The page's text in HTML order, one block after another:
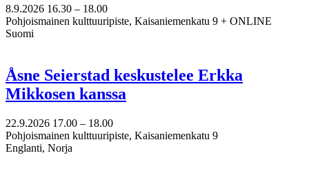
8.9.2026 16.30 – 18.00
Pohjoismainen kulttuuripiste, Kaisaniemenkatu 9 + ONLINE
Suomi
Åsne Seierstad keskustelee Erkka
Mikkosen kanssa
22.9.2026 17.00 – 18.00
Pohjoismainen kulttuuripiste, Kaisaniemenkatu 9
Englanti, Norja